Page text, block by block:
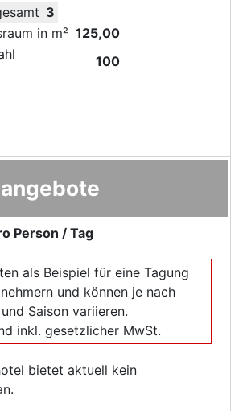
3
in m² 125,00
100
Person / Tag
als Beispiel für eine Tagung
und können je nach
Saison variieren.
inkl. gesetzlicher MwSt.
bietet aktuell kein